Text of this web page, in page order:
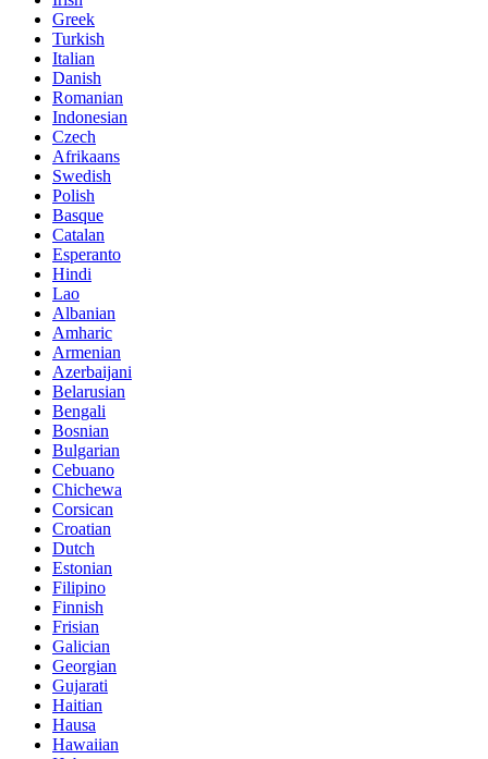
Greek
Turkish
Italian
Danish
Romanian
Indonesian
Czech
Afrikaans
Swedish
Polish
Basque
Catalan
Esperanto
Hindi
Lao
Albanian
Amharic
Armenian
Azerbaijani
Belarusian
Bengali
Bosnian
Bulgarian
Cebuano
Chichewa
Corsican
Croatian
Dutch
Estonian
Filipino
Finnish
Frisian
Galician
Georgian
Gujarati
Haitian
Hausa
Hawaiian